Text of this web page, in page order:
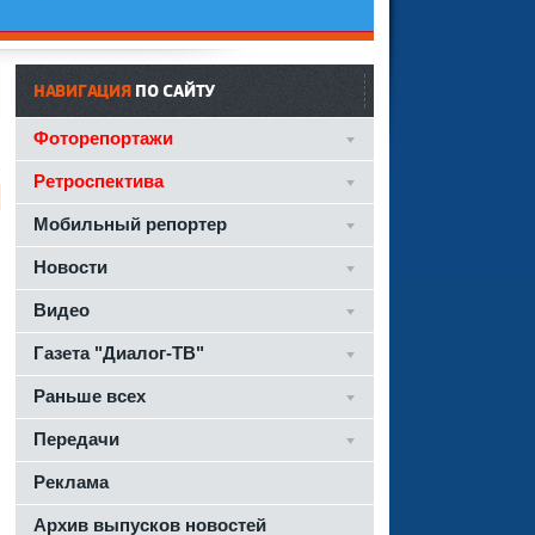
НАВИГАЦИЯПО САЙТУ
Фоторепортажи
Ретроспектива
Мобильный репортер
Новости
Видео
Газета "Диалог-ТВ"
Раньше всех
Передачи
Реклама
Архив выпусков новостей